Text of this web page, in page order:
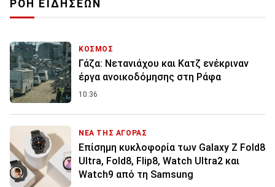
ΡΟΗ ΕΙΔΗΣΕΩΝ
ΚΟΣΜΟΣ
Γάζα: Νετανιάχου και Κατζ ενέκριναν
έργα ανοικοδόμησης στη Ράφα
10:36
ΝΕΑ ΤΗΣ ΑΓΟΡΑΣ
Επίσημη κυκλοφορία των Galaxy Z Fold8
Ultra, Fold8, Flip8, Watch Ultra2 και
Watch9 από τη Samsung